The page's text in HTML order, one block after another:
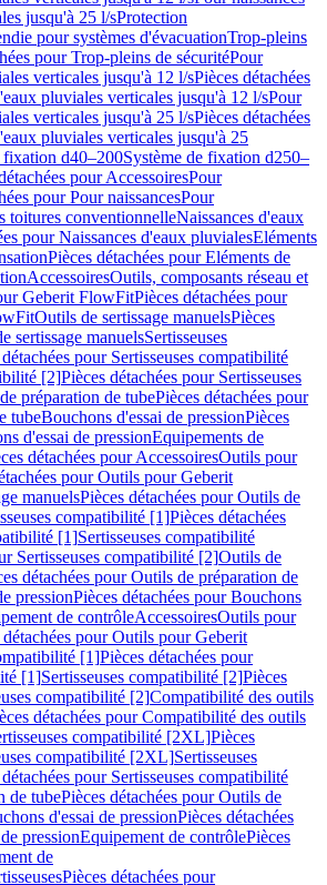
jusqu'à 25 l/sProtection
pour systèmes d'évacuationTrop-pleins
pour Trop-pleins de sécuritéPour
verticales jusqu'à 12 l/sPièces détachées
pluviales verticales jusqu'à 12 l/sPour
verticales jusqu'à 25 l/sPièces détachées
pluviales verticales jusqu'à 25
fixation d40–200Système de fixation d250–
pour AccessoiresPour
pour Pour naissancesPour
toitures conventionnelleNaissances d'eaux
pour Naissances d'eaux pluvialesEléments
Pièces détachées pour Eléments de
AccessoiresOutils, composants réseau et
Geberit FlowFitPièces détachées pour
Outils de sertissage manuelsPièces
sertissage manuelsSertisseuses
pour Sertisseuses compatibilité
[2]Pièces détachées pour Sertisseuses
préparation de tubePièces détachées pour
tubeBouchons d'essai de pressionPièces
d'essai de pressionEquipements de
détachées pour AccessoiresOutils pour
pour Outils pour Geberit
manuelsPièces détachées pour Outils de
compatibilité [1]Pièces détachées
[1]Sertisseuses compatibilité
Sertisseuses compatibilité [2]Outils de
détachées pour Outils de préparation de
pressionPièces détachées pour Bouchons
de contrôleAccessoiresOutils pour
détachées pour Outils pour Geberit
[1]Pièces détachées pour
[1]Sertisseuses compatibilité [2]Pièces
compatibilité [2]Compatibilité des outils
détachées pour Compatibilité des outils
compatibilité [2XL]Pièces
compatibilité [2XL]Sertisseuses
pour Sertisseuses compatibilité
de tubePièces détachées pour Outils de
d'essai de pressionPièces détachées
pressionEquipement de contrôlePièces
de
Pièces détachées pour